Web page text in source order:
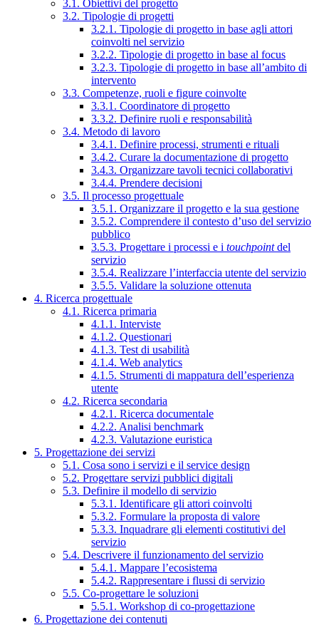
3.1. Obiettivi del progetto
3.2. Tipologie di progetti
3.2.1. Tipologie di progetto in base agli attori
coinvolti nel servizio
3.2.2. Tipologie di progetto in base al focus
3.2.3. Tipologie di progetto in base all’ambito di
intervento
3.3. Competenze, ruoli e figure coinvolte
3.3.1. Coordinatore di progetto
3.3.2. Definire ruoli e responsabilità
3.4. Metodo di lavoro
3.4.1. Definire processi, strumenti e rituali
3.4.2. Curare la documentazione di progetto
3.4.3. Organizzare tavoli tecnici collaborativi
3.4.4. Prendere decisioni
3.5. Il processo progettuale
3.5.1. Organizzare il progetto e la sua gestione
3.5.2. Comprendere il contesto d’uso del servizio
pubblico
3.5.3. Progettare i processi e i touchpointdel
servizio
3.5.4. Realizzare l’interfaccia utente del servizio
3.5.5. Validare la soluzione ottenuta
4. Ricerca progettuale
4.1. Ricerca primaria
4.1.1. Interviste
4.1.2. Questionari
4.1.3. Test di usabilità
4.1.4. Web analytics
4.1.5. Strumenti di mappatura dell’esperienza
utente
4.2. Ricerca secondaria
4.2.1. Ricerca documentale
4.2.2. Analisi benchmark
4.2.3. Valutazione euristica
5. Progettazione dei servizi
5.1. Cosa sono i servizi e il service design
5.2. Progettare servizi pubblici digitali
5.3. Definire il modello di servizio
5.3.1. Identificare gli attori coinvolti
5.3.2. Formulare la proposta di valore
5.3.3. Inquadrare gli elementi costitutivi del
servizio
5.4. Descrivere il funzionamento del servizio
5.4.1. Mappare l’ecosistema
5.4.2. Rappresentare i flussi di servizio
5.5. Co-progettare le soluzioni
5.5.1. Workshop di co-progettazione
6. Progettazione dei contenuti